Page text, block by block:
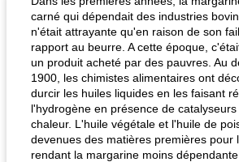
fiesta tostadas le
carné qui dépendait des industries
n'était attrayante qu'en raison de son
rapport au beurre. A cette époque,
un produit acheté par des pauvres. Au
1900, les chimistes alimentaires ont
durcir les huiles liquides en les faisant
l'hydrogène en présence de
chaleur. L'huile végétale et l'huile de
devenues des matières premières pour
rendant la margarine moins